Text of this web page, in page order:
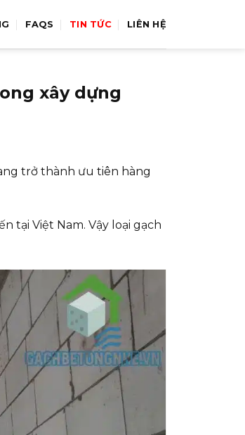
FAQS TIN TỨC LIÊN HỆ
xây dựng
trở thành ưu tiên hàng
tại Việt Nam. Vậy loại gạch